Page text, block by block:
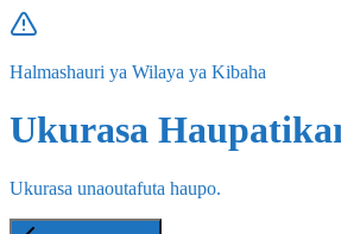
Halmashauri ya Wilaya ya Kibaha
Ukurasa
Ukurasa unaoutafuta haupo.